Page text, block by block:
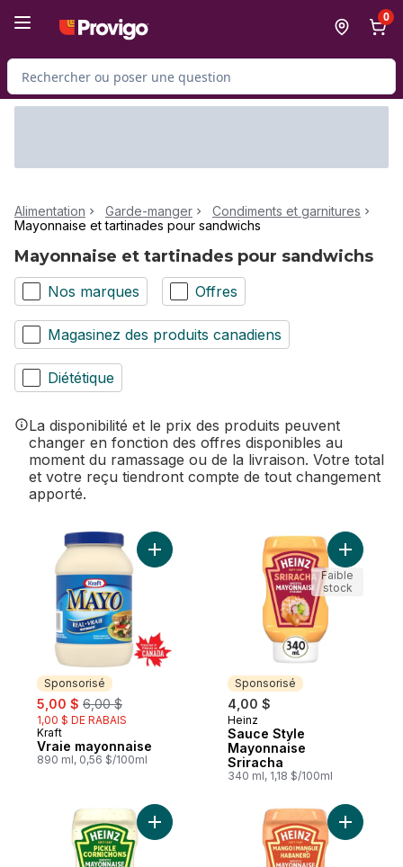
0
Rechercher des produits
Alimentation Garde-manger
Condiments et garnitures
Mayonnaise et tartinades pour sandwichs
Mayonnaise et tartinades pour sandwichs
Nos marques Offres
Magasinez des produits canadiens
Diététique
La disponibilité et le prix des produits peuvent
changer en fonction des offres disponibles au
moment du ramassage ou de la livraison. Votre total
et votre reçu tiendront compte de tout changement
apporté.
Sponsorisé
sale:
5,00 $ , formerly:
6,00 $
1,00 $ DE RABAIS
Sponsorisé
Kraft
Vraie mayonnaise
890 ml, 0,56 $/100ml
Ajouter Vraie mayonnaise au panier
Sponsorisé
4,00 $
Sponsorisé
Heinz
Sauce Style
Mayonnaise
Sriracha
340 ml, 1,18 $/100ml
Ajouter
Faible
stock
Ajouter Sauce Style Mayonnaise Aux
Ajouter